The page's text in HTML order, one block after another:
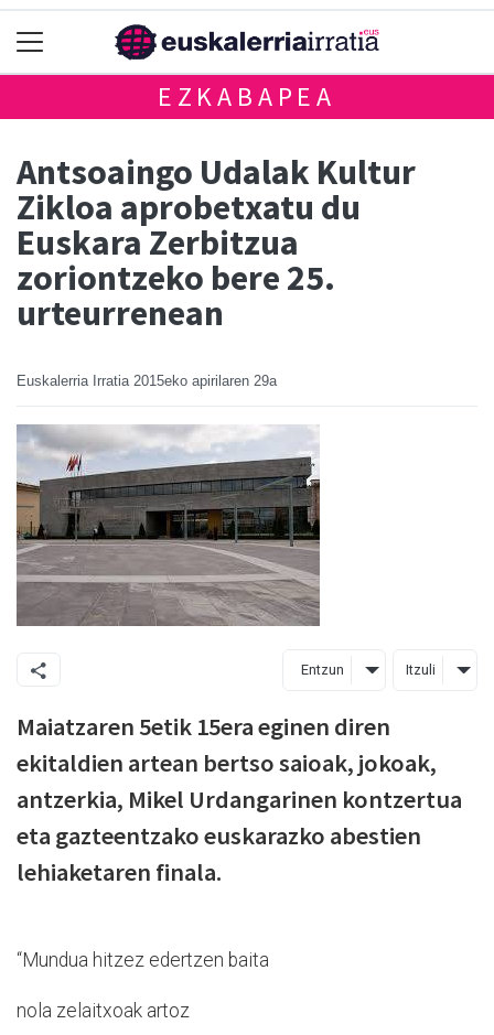
EZKABAPEA
Antsoaingo Udalak Kultur
Zikloa aprobetxatu du
Euskara Zerbitzua
zoriontzeko bere 25.
urteurrenean
Euskalerria Irratia 2015eko apirilaren 29a
Entzun Itzuli
Maiatzaren 5etik 15era eginen diren
ekitaldien artean bertso saioak, jokoak,
antzerkia, Mikel Urdangarinen kontzertua
eta gazteentzako euskarazko abestien
lehiaketaren finala.
“Mundua hitzez edertzen baita
nola zelaitxoak artoz